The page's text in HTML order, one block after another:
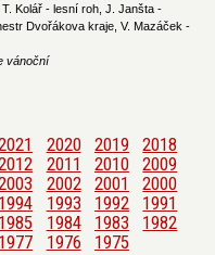
Kolář - lesní roh, J. Janšta -
Dvořákova kraje, V. Mazáček -
vánoční
2020 2019
2018
2011 2010
2009
2002 2001
2000
1994 1993 1992
1991
1985 1984 1983
1982
1977 1976 1975